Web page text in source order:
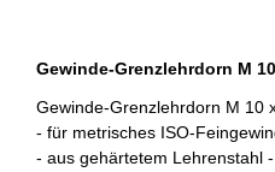
Gewinde-Grenzlehrdorn M 10
- für metrisches ISO-
- aus gehärtetem Lehrenstahl